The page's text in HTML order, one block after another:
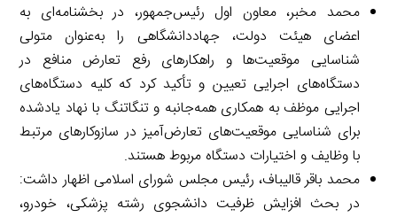
محمد مخبر، معاون اول رئیس‌جمهور، در بخشنامه‌ای به
اعضای هیئت دولت، جهاددانشگاهی را به‌عنوان متولی
شناسایی موقعیت‌ها و راهکارهای رفع تعارض منافع در
دستگاه‌های اجرایی تعیین و تأکید کرد که کلیه دستگاه‌های
اجرایی موظف به همکاری همه‌جانبه و تنگاتنگ با نهاد یادشده
برای شناسایی موقعیت‌های تعارض‌آمیز در سازوکارهای مرتبط
با وظایف و اختیارات دستگاه مربوط هستند.
محمد باقر قالیباف، رئیس مجلس شورای اسلامی اظهار داشت:
در بحث افزایش ظرفیت دانشجوی رشته پزشکی، خودرو،